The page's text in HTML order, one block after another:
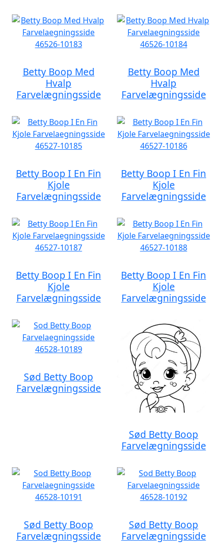
Betty Boop Med
Hvalp
Farvelægningsside
Betty Boop Med
Hvalp
Farvelægningsside
Betty Boop I En Fin
Kjole
Farvelægningsside
Betty Boop I En Fin
Kjole
Farvelægningsside
Betty Boop I En Fin
Kjole
Farvelægningsside
Betty Boop I En Fin
Kjole
Farvelægningsside
Sød Betty Boop
Farvelægningsside
Sød Betty Boop
Farvelægningsside
Sød Betty Boop
Farvelægningsside
Sød Betty Boop
Farvelægningsside